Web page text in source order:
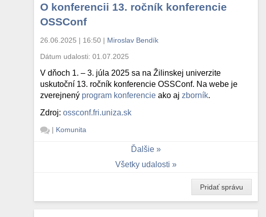
O konferencii 13. ročník konferencie
OSSConf
26.06.2025 | 16:50 | Miroslav Bendík
Dátum udalosti:01.07.2025
V dňoch 1. – 3. júla 2025 sa na Žilinskej univerzite
uskutoční 13. ročník konferencie OSSConf. Na webe je
zverejnený program konferencie ako aj zborník.
Zdroj:ossconf.fri.uniza.sk
| Komunita
Ďalšie
Všetky udalosti
Pridať správu